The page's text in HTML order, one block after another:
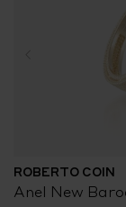
ROBERTO COIN
Anel New